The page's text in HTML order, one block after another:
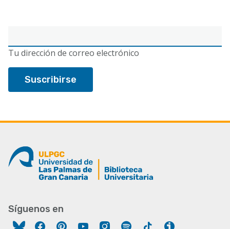
electrónico
Tu dirección de correo electrónico
Síguenos en
FacebookPinterestYouTubeInstagram
Spotify Tiktok